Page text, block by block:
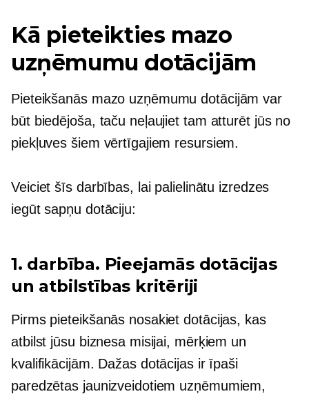
Kā pieteikties mazo
uzņēmumu dotācijām
Pieteikšanās mazo uzņēmumu dotācijām var
būt biedējoša, taču neļaujiet tam atturēt jūs no
piekļuves šiem vērtīgajiem resursiem.
Veiciet šīs darbības, lai palielinātu izredzes
iegūt sapņu dotāciju:
1. darbība. Pieejamās dotācijas
un atbilstības kritēriji
Pirms pieteikšanās nosakiet dotācijas, kas
atbilst jūsu biznesa misijai, mērķiem un
kvalifikācijām. Dažas dotācijas ir īpaši
paredzētas jaunizveidotiem uzņēmumiem,